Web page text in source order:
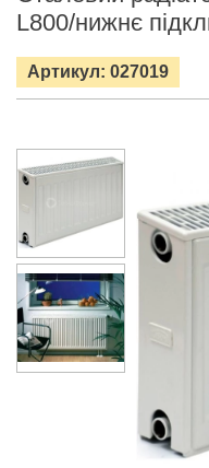
L800/нижнє
Артикул: 027019